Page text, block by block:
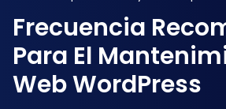
Frecuencia
Para El
Web WordPress